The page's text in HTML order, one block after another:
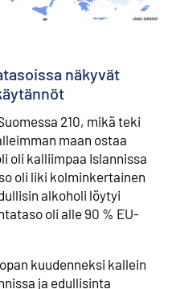
näkyvät
210, mikä teki
maan ostaa
oli kalliimpaa Islannissa
oli liki kolminkertainen
alkoholi löytyi
oli alle 90 % EU-
kuudenneksi kallein
ja edullisinta